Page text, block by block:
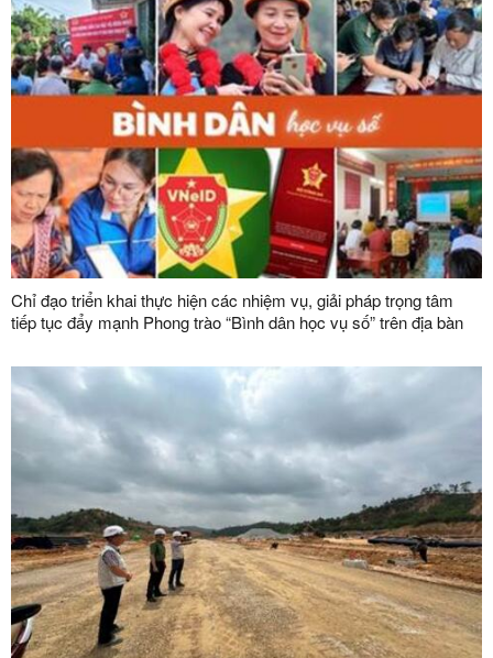
Chỉ đạo triển khai thực hiện các nhiệm vụ, giải pháp trọng tâm
tiếp tục đẩy mạnh Phong trào “Bình dân học vụ số” trên địa bàn